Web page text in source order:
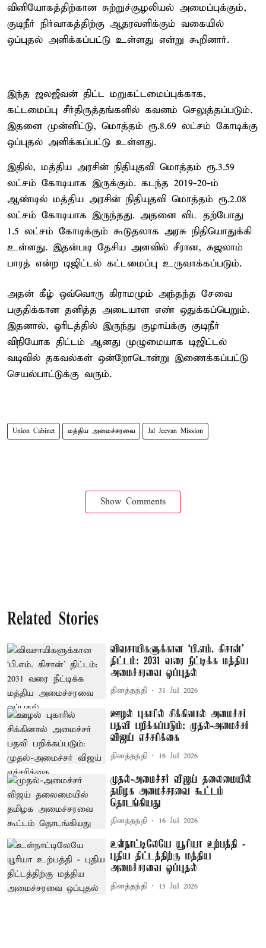
வினியோகத்திற்கான சுற்றுச்சூழலியல் அமைப்புக்கும்,
குடிநீர் நிர்வாகத்திற்கு ஆதரவளிக்கும் வகையில்
ஒப்புதல் அளிக்கப்பட்டு உள்ளது என்று கூறினார்.
இந்த ஜலஜீவன் திட்ட மறுகட்டமைப்புக்காக,
கட்டமைப்பு சீர்திருத்தங்களில் கவனம் செலுத்தப்படும்.
இதனை முன்னிட்டு, மொத்தம் ரூ.8.69 லட்சம் கோடிக்கு
ஒப்புதல் அளிக்கப்பட்டு உள்ளது.
இதில், மத்திய அரசின் நிதியுதவி மொத்தம் ரூ.3.59
லட்சம் கோடியாக இருக்கும். கடந்த 2019-20-ம்
ஆண்டில் மத்திய அரசின் நிதியுதவி மொத்தம் ரூ.2.08
லட்சம் கோடியாக இருந்தது. அதனை விட தற்போது
1.5 லட்சம் கோடிக்கும் கூடுதலாக அரசு நிதியொதுக்கி
உள்ளது. இதன்படி தேசிய அளவில் சீரான, சுஜலாம்
பாரத் என்ற டிஜிட்டல் கட்டமைப்பு உருவாக்கப்படும்.
அதன் கீழ் ஒவ்வொரு கிராமமும் அந்தந்த சேவை
பகுதிக்கான தனித்த அடையாள எண் ஒதுக்கப்பெறும்.
இதனால், ஓரிடத்தில் இருந்து குழாய்க்கு குடிநீர்
விநியோக திட்டம் ஆனது முழுமையாக டிஜிட்டல்
வடிவில் தகவல்கள் ஒன்றோடொன்று இணைக்கப்பட்டு
செயல்பாட்டுக்கு வரும்.
Union Cabinet மத்திய அமைச்சரவை Jal Jeevan Mission
Show Comments
Related Stories
விவசாயிகளுக்கான ‘பி.எம். கிசான்’
திட்டம்: 2031 வரை நீட்டிக்க மத்திய
அமைச்சரவை ஒப்புதல்
தினத்தந்தி 31 Jul 2026
ஊழல் புகாரில் சிக்கினால் அமைச்சர்
பதவி பறிக்கப்படும்: முதல்-அமைச்சர்
விஜய் எச்சரிக்கை
தினத்தந்தி 16 Jul 2026
முதல்-அமைச்சர் விஜய் தலைமையில்
தமிழக அமைச்சரவை கூட்டம்
தொடங்கியது
தினத்தந்தி 16 Jul 2026
உள்நாட்டிலேயே யூரியா உற்பத்தி -
புதிய திட்டத்திற்கு மத்திய
அமைச்சரவை ஒப்புதல்
தினத்தந்தி 15 Jul 2026